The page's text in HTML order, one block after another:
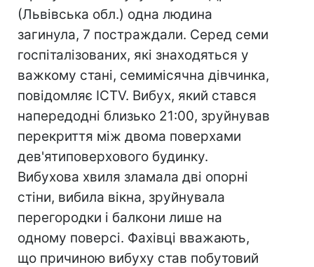
(Львівська обл.) одна людина
загинула, 7 постраждали. Серед семи
госпіталізованих, які знаходяться у
важкому стані, семимісячна дівчинка,
повідомляє ICTV. Вибух, який стався
напередодні близько 21:00, зруйнував
перекриття між двома поверхами
дев'ятиповерхового будинку.
Вибухова хвиля зламала дві опорні
стіни, вибила вікна, зруйнувала
перегородки і балкони лише на
одному поверсі. Фахівці вважають,
що причиною вибуху став побутовий